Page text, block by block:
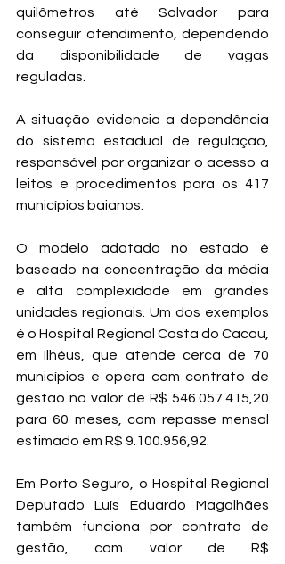
quilômetros até Salvador para
conseguir atendimento, dependendo
da disponibilidade de vagas
reguladas.
A situação evidencia a dependência
do sistema estadual de regulação,
responsável por organizar o acesso a
leitos e procedimentos para os 417
municípios baianos.
O modelo adotado no estado é
baseado na concentração da média
e alta complexidade em grandes
unidades regionais. Um dos exemplos
é o Hospital Regional Costa do Cacau,
em Ilhéus, que atende cerca de 70
municípios e opera com contrato de
gestão no valor de R$ 546.057.415,20
para 60 meses, com repasse mensal
estimado em R$ 9.100.956,92.
Em Porto Seguro, o Hospital Regional
Deputado Luís Eduardo Magalhães
também funciona por contrato de
gestão, com valor de R$